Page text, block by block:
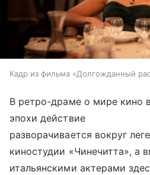
Кадр из фильма «Долгожданный
В ретро-драме о мире кино
эпохи действие
разворачивается вокруг
киностудии «Чинечитта», а
итальянскими актерами